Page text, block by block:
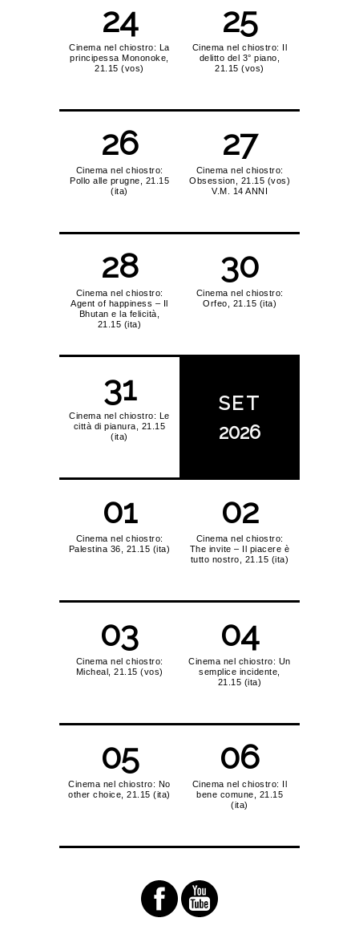
24
Cinema nel chiostro: La
principessa Mononoke,
21.15 (vos)
25
Cinema nel chiostro: Il
delitto del 3° piano,
21.15 (vos)
26
Cinema nel chiostro:
Pollo alle prugne, 21.15
(ita)
27
Cinema nel chiostro:
Obsession, 21.15 (vos)
V.M. 14 ANNI
28
Cinema nel chiostro:
Agent of happiness – Il
Bhutan e la felicità,
21.15 (ita)
30
Cinema nel chiostro:
Orfeo, 21.15 (ita)
31
Cinema nel chiostro: Le
città di pianura, 21.15
(ita)
SET
2026
01
Cinema nel chiostro:
Palestina 36, 21.15 (ita)
02
Cinema nel chiostro:
The invite – Il piacere è
tutto nostro, 21.15 (ita)
03
Cinema nel chiostro:
Micheal, 21.15 (vos)
04
Cinema nel chiostro: Un
semplice incidente,
21.15 (ita)
05
Cinema nel chiostro: No
other choice, 21.15 (ita)
06
Cinema nel chiostro: Il
bene comune, 21.15
(ita)